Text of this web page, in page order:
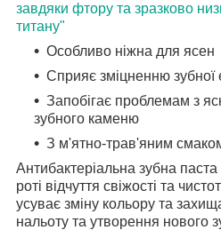
завдяки фтору та зразково
титану"
Особливо ніжна для ясен
Сприяє зміцненню зубної
Запобігає проблемам з
зубного каменю
З м'ятно-трав'яним
Антибактеріальна зубна
роті відчуття свіжості та
усуває зміну кольору та
нальоту та утворення нового